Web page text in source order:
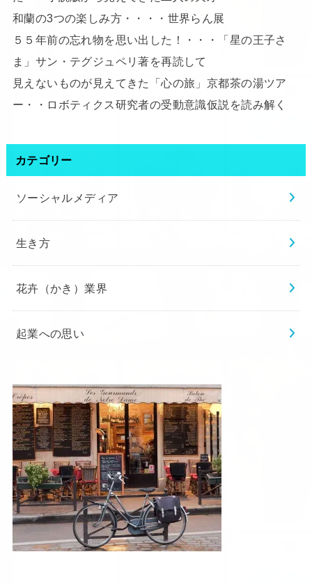
和蘭の3つの楽しみ方・・・・世界らん展
５５年前の忘れ物を思い出した！・・・「星の王子さ
ま」サン・テグジュペリ著を再読して
見えないものが見えてきた「心の旅」京都茶の湯ツア
ー・・ロボティクス研究者の受動意識仮説を読み解く
カテゴリー
ソーシャルメディア
生き方
花卉（かき）業界
起業への思い